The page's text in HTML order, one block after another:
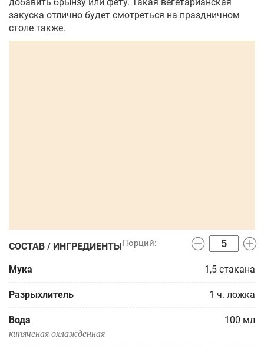
закуска отлично будет смотреться на праздничном
столе также.
СОСТАВ / ИНГРЕДИЕНТЫ
Мука 1,5 стакана
Разрыхлитель 1 ч. ложка
Вода 100 мл
кипяченая охлажденная